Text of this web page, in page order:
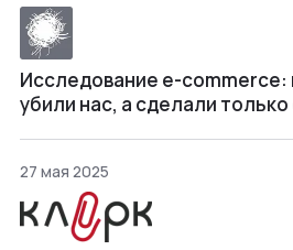
Исследование e-commerce:
убили нас, а сделали
27 мая 2025